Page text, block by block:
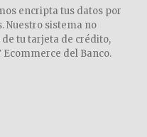
encripta tus datos por
Nuestro sistema no
tu tarjeta de crédito,
del Banco.